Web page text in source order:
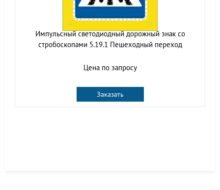
Импульсный cветодиодный дорожный знак со
стробоскопами 5.19.1 Пешеходный переход
Цена по запросу
Заказать